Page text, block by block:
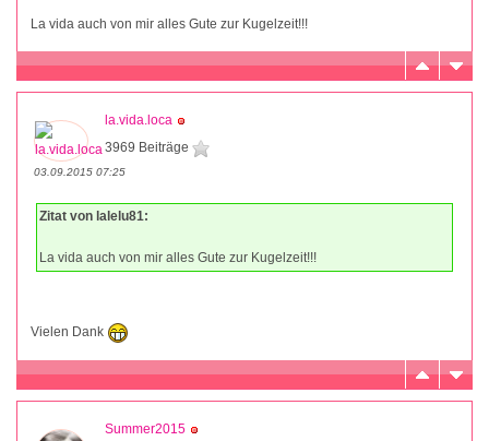
La vida auch von mir alles Gute zur Kugelzeit!!!
la.vida.loca
3969 Beiträge
03.09.2015 07:25
Zitat von lalelu81:
La vida auch von mir alles Gute zur Kugelzeit!!!
Vielen Dank
Summer2015